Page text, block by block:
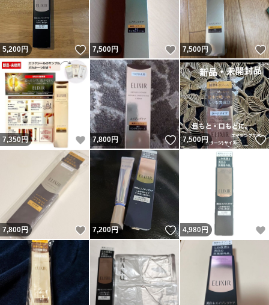
5,200円 いいね！
7,500円 いいね！
7,500円
7,350円 いいね！
7,800円 いいね！
7,500円
7,800円 いいね！
7,200円 いいね！
4,980 円